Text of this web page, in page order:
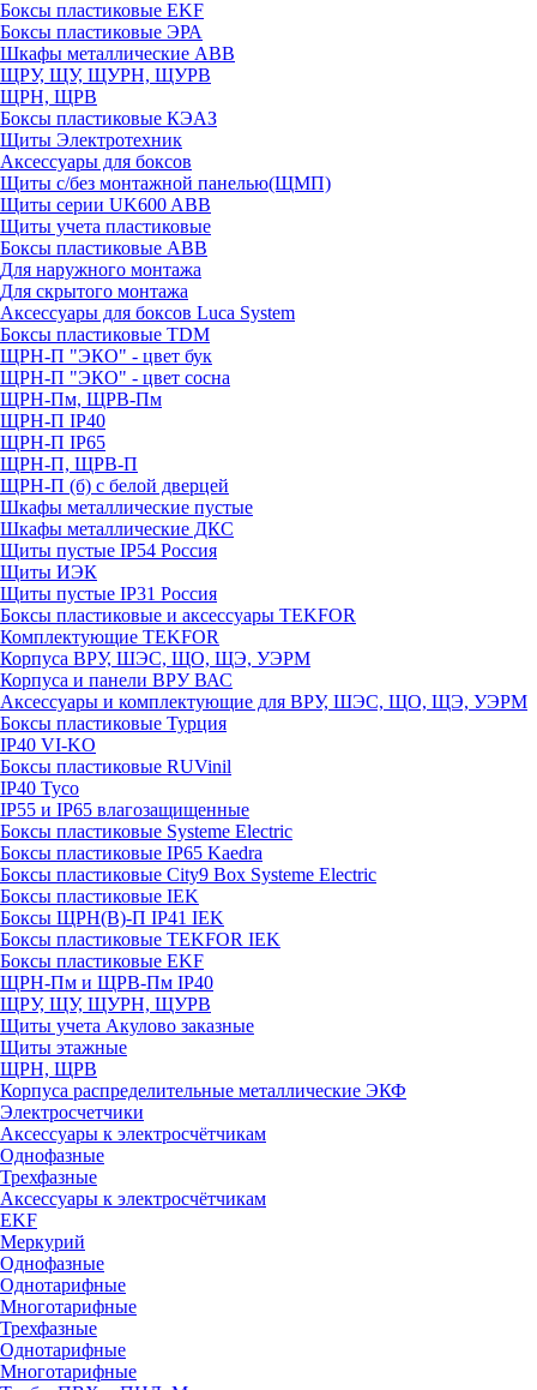
Боксы пластиковые EKF
Боксы пластиковые ЭРА
Шкафы металлические ABB
ЩРУ, ЩУ, ЩУРН, ЩУРВ
ЩРН, ЩРВ
Боксы пластиковые КЭАЗ
Щиты Электротехник
Аксессуары для боксов
Щиты с/без монтажной панелью(ЩМП)
Щиты серии UK600 ABB
Щиты учета пластиковые
Боксы пластиковые ABB
Для наружного монтажа
Для скрытого монтажа
Аксессуары для боксов Luca System
Боксы пластиковые TDM
ЩРН-П "ЭКО" - цвет бук
ЩРН-П "ЭКО" - цвет сосна
ЩРН-Пм, ЩРВ-Пм
ЩРН-П IP40
ЩРН-П IP65
ЩРН-П, ЩРВ-П
ЩРН-П (б) с белой дверцей
Шкафы металлические пустые
Шкафы металлические ДКС
Щиты пустые IP54 Россия
Щиты ИЭК
Щиты пустые IP31 Россия
Боксы пластиковые и аксессуары TEKFOR
Комплектующие TEKFOR
Корпуса ВРУ, ШЭС, ЩО, ЩЭ, УЭРМ
Корпуса и панели ВРУ ВАС
Аксессуары и комплектующие для ВРУ, ШЭС, ЩО, ЩЭ, УЭРМ
Боксы пластиковые Турция
IP40 VI-KO
Боксы пластиковые RUVinil
IP40 Тусо
IP55 и IP65 влагозащищенные
Боксы пластиковые Systeme Electric
Боксы пластиковые IP65 Kaedra
Боксы пластиковые City9 Box Systeme Electric
Боксы пластиковые IEK
Боксы ЩРН(В)-П IP41 IEK
Боксы пластиковые TEKFOR IEK
Боксы пластиковые EKF
ЩРН-Пм и ЩРВ-Пм IP40
ЩРУ, ЩУ, ЩУРН, ЩУРВ
Щиты учета Акулово заказные
Щиты этажные
ЩРН, ЩРВ
Корпуса распределительные металлические ЭКФ
Электросчетчики
Аксессуары к электросчётчикам
Однофазные
Трехфазные
Аксессуары к электросчётчикам
EKF
Меркурий
Однофазные
Однотарифные
Многотарифные
Трехфазные
Однотарифные
Многотарифные